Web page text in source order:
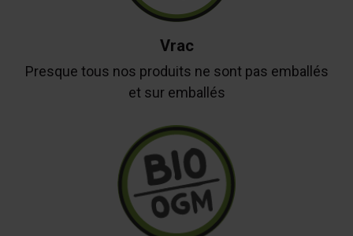
Vrac
Presque tous nos produits ne sont pas emballés
et sur emballés